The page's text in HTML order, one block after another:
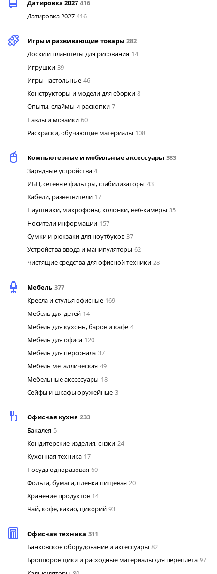
Датировка 2027 416
Датировка 2027 416
Игры и развивающие товары 282
Доски и планшеты для рисования 14
Игрушки 39
Игры настольные 46
Конструкторы и модели для сборки 8
Опыты, слаймы и раскопки 7
Пазлы и мозаики 60
Раскраски, обучающие материалы 108
Компьютерные и мобильные аксессуары 383
Зарядные устройства 4
ИБП, сетевые фильтры, стабилизаторы 43
Кабели, разветвители 17
Наушники, микрофоны, колонки, веб-камеры 35
Носители информации 157
Сумки и рюкзаки для ноутбуков 37
Устройства ввода и манипуляторы 62
Чистящие средства для офисной техники 28
Мебель 377
Кресла и стулья офисные 169
Мебель для детей 14
Мебель для кухонь, баров и кафе 4
Мебель для офиса 120
Мебель для персонала 37
Мебель металлическая 49
Мебельные аксессуары 18
Сейфы и шкафы оружейные 3
Офисная кухня 233
Бакалея 5
Кондитерские изделия, снэки 24
Кухонная техника 17
Посуда одноразовая 60
Фольга, бумага, пленка пищевая 20
Хранение продуктов 14
Чай, кофе, какао, цикорий 93
Офисная техника 311
Банковское оборудование и аксессуары 82
Брошюровщики и расходные материалы для переплета 97